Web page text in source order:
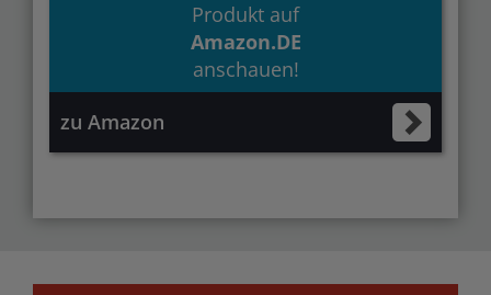
Produkt auf
Amazon.DE
anschauen!
zu Amazon